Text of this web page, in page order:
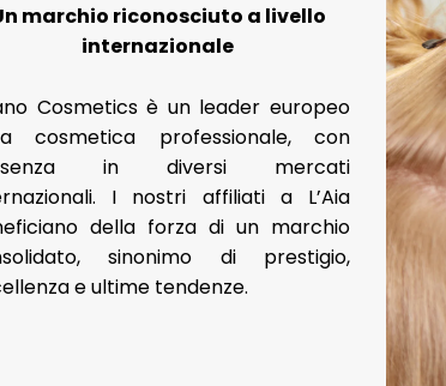
marchio riconosciuto a livello
internazionale
Cosmetics è un leader europeo
cosmetica professionale, con
in diversi mercati
I nostri affiliati a L’Aia
della forza di un marchio
sinonimo di prestigio,
e ultime tendenze.